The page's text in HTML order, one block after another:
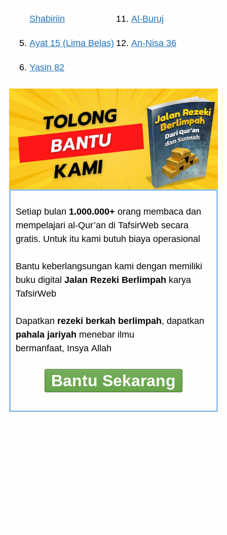
Shabiriin
Ayat 15 (Lima Belas)
Yasin 82
Al-Buruj
An-Nisa 36
Setiap bulan 1.000.000+ orang membaca dan
mempelajari al-Qur’an di TafsirWeb secara
gratis. Untuk itu kami butuh biaya operasional
Bantu keberlangsungan kami dengan memiliki
buku digital Jalan Rezeki Berlimpah karya
TafsirWeb
Dapatkan rezeki berkah berlimpah, dapatkan
pahala jariyah menebar ilmu
bermanfaat, Insya Allah
Bantu Sekarang